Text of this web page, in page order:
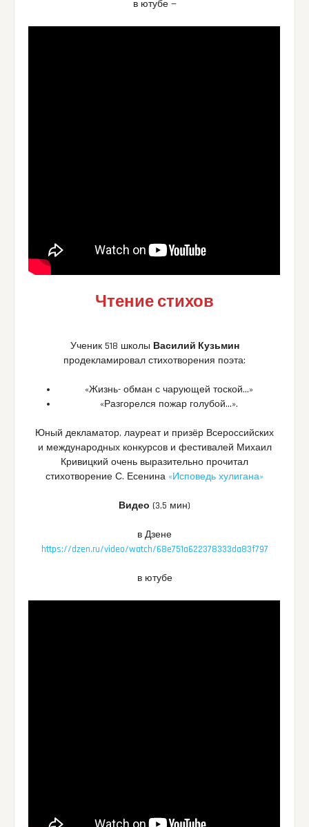
в ютубе —
Чтение стихов
Ученик 518 школы Василий Кузьмин
продекламировал стихотворения поэта:
«Жизнь- обман с чарующей тоской…»
«Разгорелся пожар голубой…».
Юный декламатор, лауреат и призёр Всероссийских
и международных конкурсов и фестивалей Михаил
Кривицкий очень выразительно прочитал
стихотворение С. Есенина «Исповедь хулигана»
Видео (3,5 мин)
в Дзене
https://dzen.ru/video/watch/68e751a622378333da83f797
в ютубе